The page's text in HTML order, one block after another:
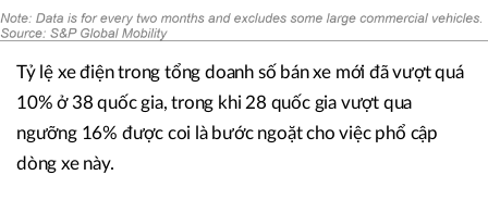
Tỷ lệ xe điện trong tổng doanh số bán xe mới đã vượt quá
10% ở 38 quốc gia, trong khi 28 quốc gia vượt qua
ngưỡng 16% được coi là bước ngoặt cho việc phổ cập
dòng xe này.